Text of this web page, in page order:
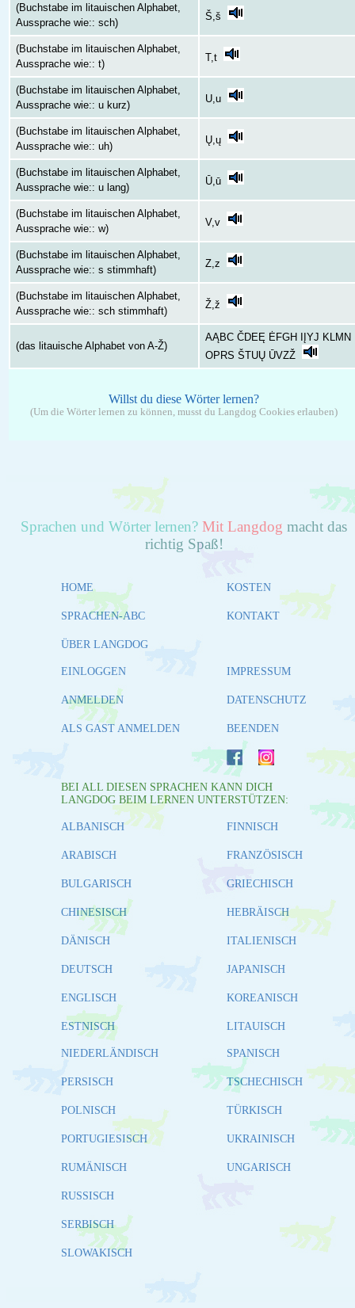
(Buchstabe im litauischen Alphabet,
Aussprache wie:: sch)
Š,š
(Buchstabe im litauischen Alphabet,
Aussprache wie:: t)
T,t
(Buchstabe im litauischen Alphabet,
Aussprache wie:: u kurz)
U,u
(Buchstabe im litauischen Alphabet,
Aussprache wie:: uh)
Ų,ų
(Buchstabe im litauischen Alphabet,
Aussprache wie:: u lang)
Ū,ū
(Buchstabe im litauischen Alphabet,
Aussprache wie:: w)
V,v
(Buchstabe im litauischen Alphabet,
Aussprache wie:: s stimmhaft)
Z,z
(Buchstabe im litauischen Alphabet,
Aussprache wie:: sch stimmhaft)
Ž,ž
(das litauische Alphabet von A-Ž)
AĄBC ČDEĘ ĖFGH IĮYJ KLMN
OPRS ŠTUŲ ŪVZŽ
Willst du diese Wörter lernen?
(Um die Wörter lernen zu können, musst du Langdog Cookies erlauben)
Sprachen und Wörter lernen? Mit Langdog macht das
richtig Spaß!
HOME
SPRACHEN-ABC
ÜBER LANGDOG
KOSTEN
KONTAKT
EINLOGGEN
ANMELDEN
ALS GAST ANMELDEN
IMPRESSUM
DATENSCHUTZ
BEENDEN
BEI ALL DIESEN SPRACHEN KANN DICH
LANGDOG BEIM LERNEN UNTERSTÜTZEN:
ALBANISCH
ARABISCH
BULGARISCH
CHINESISCH
DÄNISCH
DEUTSCH
ENGLISCH
ESTNISCH
FINNISCH
FRANZÖSISCH
GRIECHISCH
HEBRÄISCH
ITALIENISCH
JAPANISCH
KOREANISCH
LITAUISCH
NIEDERLÄNDISCH
PERSISCH
POLNISCH
PORTUGIESISCH
RUMÄNISCH
RUSSISCH
SERBISCH
SLOWAKISCH
SPANISCH
TSCHECHISCH
TÜRKISCH
UKRAINISCH
UNGARISCH